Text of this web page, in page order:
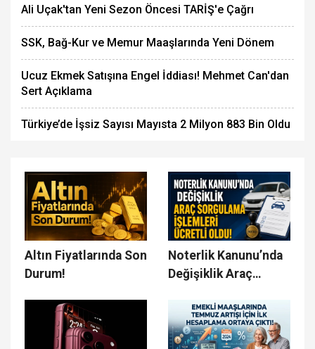
Ali Uçak'tan Yeni Sezon Öncesi TARİŞ'e Çağrı
SSK, Bağ-Kur ve Memur Maaşlarında Yeni Dönem
Ucuz Ekmek Satışına Engel İddiası! Mehmet Can'dan
Sert Açıklama
Türkiye’de İşsiz Sayısı Mayısta 2 Milyon 883 Bin Oldu
Altın Fiyatlarında Son
Durum!
Noterlik Kanunu’nda
Değişiklik Araç
Ücretli Oldu!